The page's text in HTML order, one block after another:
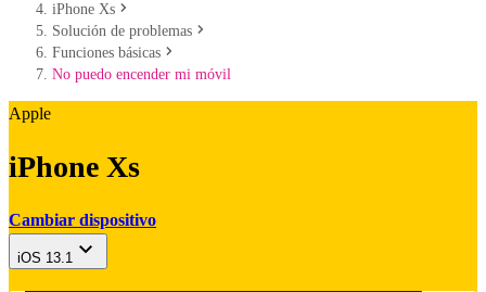
iPhone Xs
Solución de problemas
Funciones básicas
No puedo encender mi móvil
Apple
iPhone Xs
Cambiar dispositivo
iOS 13.1